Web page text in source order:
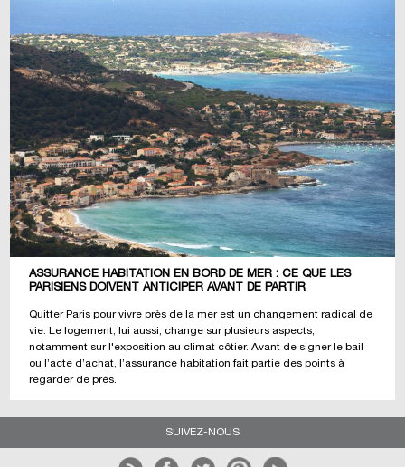
ASSURANCE HABITATION EN BORD DE MER : CE QUE LES
PARISIENS DOIVENT ANTICIPER AVANT DE PARTIR
Quitter Paris pour vivre près de la mer est un changement radical de
vie. Le logement, lui aussi, change sur plusieurs aspects,
notamment sur l'exposition au climat côtier. Avant de signer le bail
ou l’acte d’achat, l’assurance habitation fait partie des points à
regarder de près.
SUIVEZ-NOUS